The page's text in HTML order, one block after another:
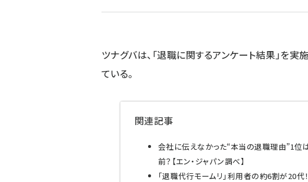
ツナグバは、「退職に関するアンケート結果」を
ている。
関連記事
会社に伝えなかった“本当の退職理由”1位
前？【エン・ジャパン調べ】
「退職代行モームリ」利用者の約6割が20代